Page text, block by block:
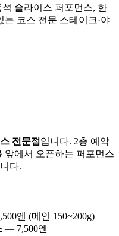
슬라이스 퍼포먼스, 한
코스 전문 스테이크·야
전문점 입니다. 2층 예약
앞에서 오픈하는 퍼포먼스
다.
엔 (메인 150~200g)
— 7,500엔